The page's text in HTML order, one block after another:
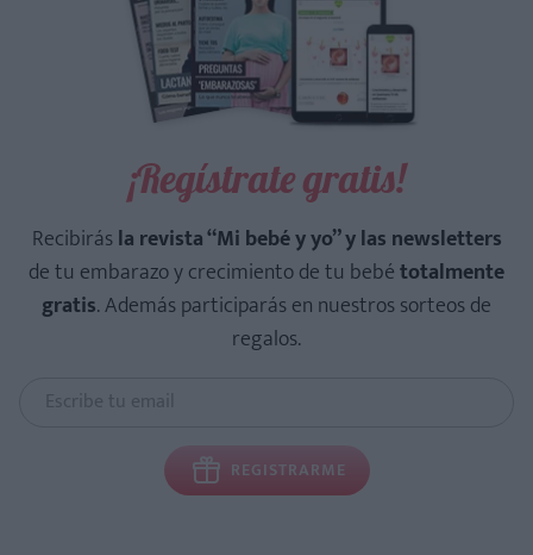
¡Regístrate gratis!
Recibirásla revista “Mi bebé y yo” y las newsletters
de tu embarazo y crecimiento de tu bebétotalmente
gratis. Además participarás en nuestros sorteos de
regalos.
REGISTRARME